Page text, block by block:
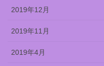
2019年12月
2019年11月
2019年4月